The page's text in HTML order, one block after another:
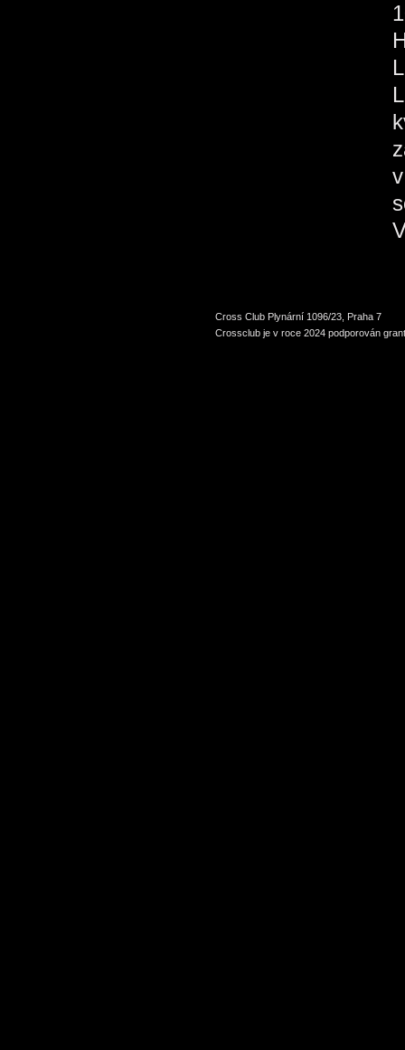
Cross Club Plynární 1096/23, Praha 7
Crossclub je v roce 2024 podporován